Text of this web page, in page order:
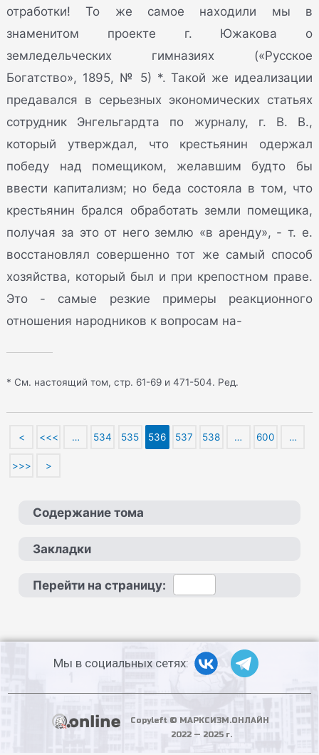
отработки! То же самое находили мы в
знаменитом проекте г. Южакова о
земледельческих гимназиях («Русское
Богатство», 1895, № 5) *. Такой же идеализации
предавался в серьезных экономических статьях
сотрудник Энгельгардта по журналу, г. В. В.,
который утверждал, что крестьянин одержал
победу над помещиком, желавшим будто бы
ввести капитализм; но беда состояла в том, что
крестьянин брался обработать земли помещика,
получая за это от него землю «в аренду», - т. е.
восстановлял совершенно тот же самый способ
хозяйства, который был и при крепостном праве.
Это - самые резкие примеры реакционного
отношения народников к вопросам на-
* См. настоящий том, стр. 61-69 и 471-504. Ред.
< <<< … 534 535 536 537 538 … 600 …
>>> >
Содержание тома
Закладки
Перейти на страницу:
Мы в социальных сетях:
Copyleft © МАРКСИЗМ.ОНЛАЙН
2022 — 2025 г.